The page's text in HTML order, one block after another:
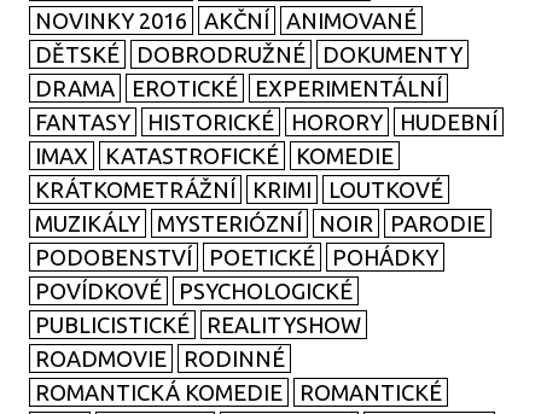
NOVINKY 2016
AKČNÍ
ANIMOVANÉ
DĚTSKÉ
DOBRODRUŽNÉ
DOKUMENTY
DRAMA
EROTICKÉ
EXPERIMENTÁLNÍ
FANTASY
HISTORICKÉ HORORY
HUDEBNÍ
IMAX
KATASTROFICKÉ
KOMEDIE
KRÁTKOMETRÁŽNÍ
KRIMI
LOUTKOVÉ
MUZIKÁLY
MYSTERIÓZNÍ NOIR
PARODIE
PODOBENSTVÍ
POETICKÉ
POHÁDKY
POVÍDKOVÉ
PSYCHOLOGICKÉ
PUBLICISTICKÉ
REALITYSHOW
ROADMOVIE
RODINNÉ
ROMANTICKÁ KOMEDIE
ROMANTICKÉ